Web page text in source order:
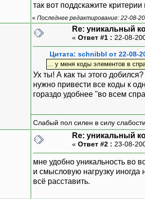
так вот поддскажите
« Последнее редактирование: 22-08-
Re: уникальный
« Ответ #1 : 22-08-
Цитата: schnibbl от 22-08-
... у меня коды элементов в
Ух ты! А как ты этого добился?
нужно привести все коды к
гораздо удобнее "во всем
Слабый пол силен в силу
Re: уникальный
« Ответ #2 : 23-08-
мне удобно уникальность во
и смысловую нагрузку иногда
всё расставить.